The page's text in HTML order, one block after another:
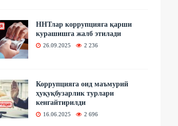
ННТлар коррупцияга қарши
курашишга жалб этилади
26.09.2025 2 236
Коррупцияга оид маъмурий
ҳуқуқбузарлик турлари
кенгайтирилди
16.06.2025 2 696